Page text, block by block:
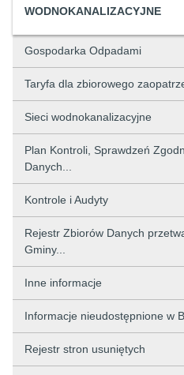
WODNOKANALIZACYJNE
Gospodarka Odpadami
Taryfa dla zbiorowego
Sieci wodnokanalizacyjne
Plan Kontroli, Sprawdzeń
Danych...
Kontrole i Audyty
Rejestr Zbiorów Danych
Gminy...
Inne informacje
Informacje nieudostępnione w
Rejestr stron usuniętych